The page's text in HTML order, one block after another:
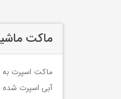
ماکت
ماکت‌ اسپرت